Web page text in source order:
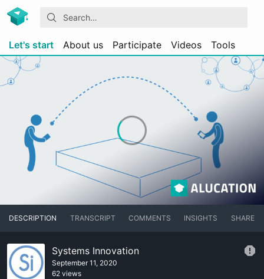
Let's start About us Participate Videos Tools
DESCRIPTION TRANSCRIPT COMMENTS INSIGHTS SHARE
Systems Innovation
September 11, 2020
62 views